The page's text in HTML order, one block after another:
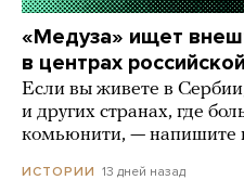
«Медуза» ищет
в центрах
Если вы живете в
и других странах, где
комьюнити, — напишите
ИСТОРИИ 13 дней назад